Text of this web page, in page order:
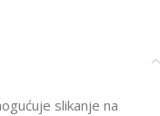
slikanje na